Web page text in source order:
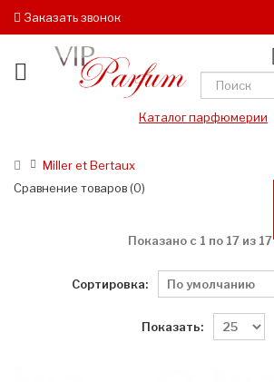
Заказать звонок
Каталог парфюмерии
Miller et Bertaux
Сравнение товаров (0)
Показано с 1 по 17 из
Сортировка:
Показать: